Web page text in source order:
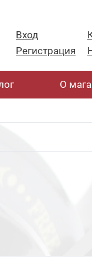
Вход
Регистрация
О